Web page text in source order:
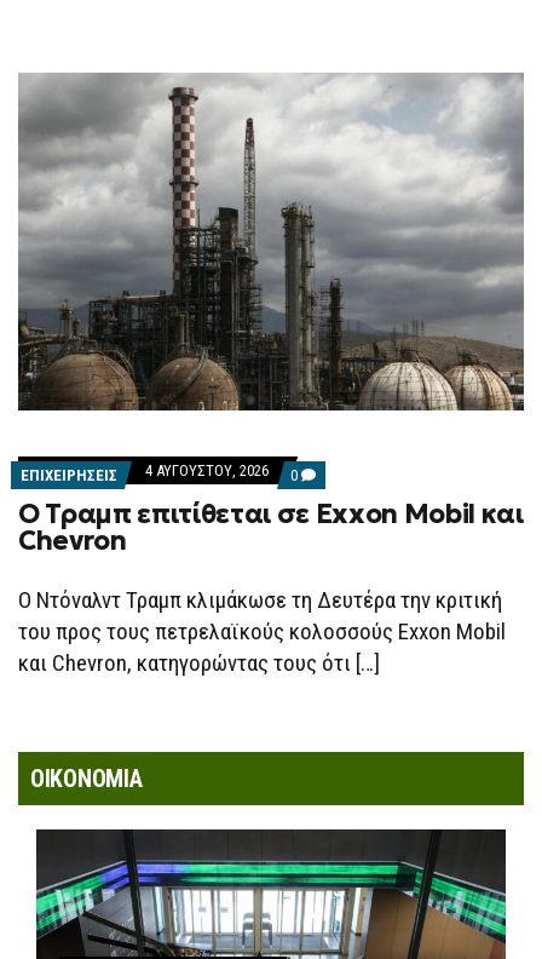
ΕΠΙΧΕΙΡΗΣΕΙΣ 4 ΑΥΓΟΎΣΤΟΥ, 2026 0 COMMENTS
ON
Ο
ΤΡΑΜΠ
MOBIL
ΚΑΙ
CHEVRON
Ο Τραμπ επιτίθεται σε Exxon Mobil και
Chevron
Ο Ντόναλντ Τραμπ κλιμάκωσε τη Δευτέρα την κριτική
του προς τους πετρελαϊκούς κολοσσούς Exxon Mobil
και Chevron, κατηγορώντας τους ότι […]
ΟΙΚΟΝΟΜΙΑ